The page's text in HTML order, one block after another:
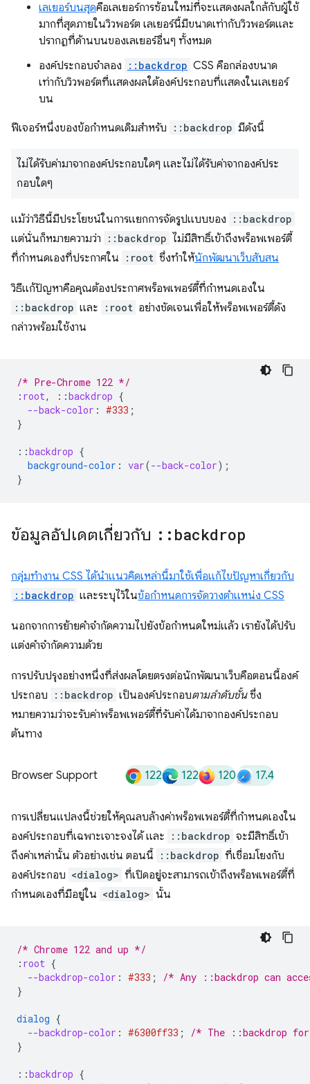
เลเยอร์บนสุดคือเลเยอร์การซ้อนใหม่ที่จะแสดงผลใกล้กับผู้ใช้
มากที่สุดภายในวิวพอร์ต เลเยอร์นี้มีขนาดเท่ากับวิวพอร์ตและ
ปรากฏที่ด้านบนของเลเยอร์อื่นๆ ทั้งหมด
องค์ประกอบจำลอง
::backdrop CSS คือกล่องขนาด
เท่ากับวิวพอร์ตที่แสดงผลใต้องค์ประกอบที่แสดงในเลเยอร์
บน
ฟีเจอร์หนึ่งของข้อกำหนดเดิมสำหรับ ::backdrop มีดังนี้
ไม่ได้รับค่ามาจากองค์ประกอบใดๆ และไม่ได้รับค่าจากองค์ประ
กอบใดๆ
แม้ว่าวิธีนี้มีประโยชน์ในการแยกการจัดรูปแบบของ ::backdrop
แต่นั่นก็หมายความว่า ::backdrop ไม่มีสิทธิ์เข้าถึงพร็อพเพอร์ตี้
ที่กำหนดเองที่ประกาศใน
:root ซึ่งทําให้นักพัฒนาเว็บสับสน
วิธีแก้ปัญหาคือคุณต้องประกาศพร็อพเพอร์ตี้ที่กำหนดเองใน
::backdrop และ :root อย่างชัดเจนเพื่อให้พร็อพเพอร์ตี้ดัง
กล่าวพร้อมใช้งาน
/* Pre-Chrome 122 */
: root, ::backdrop {
--back-color : #333 ;
}
::backdrop {
background-color : var(--back-color);
}
ข้อมูลอัปเดตเกี่ยวกับ :: backdrop
กลุ่มทํางาน CSS ได้นำแนวคิดเหล่านี้มาใช้เพื่อแก้ไขปัญหาเกี่ยวกับ
::backdrop และระบุไว้ในข้อกําหนดการจัดวางตำแหน่ง CSS
นอกจากการย้ายคำจำกัดความไปยังข้อกำหนดใหม่แล้ว เรายังได้ปรับ
แต่งคำจำกัดความด้วย
การปรับปรุงอย่างหนึ่งที่ส่งผลโดยตรงต่อนักพัฒนาเว็บคือตอนนี้องค์
ประกอบ
::backdrop เป็นองค์ประกอบตามลําดับชั้นซึ่ง
หมายความว่าจะรับค่าพร็อพเพอร์ตี้ที่รับค่าได้มาจากองค์ประกอบ
ต้นทาง
Browser Support 122 122 120 17.4
การเปลี่ยนแปลงนี้ช่วยให้คุณลบล้างค่าพร็อพเพอร์ตี้ที่กำหนดเองใน
องค์ประกอบที่เฉพาะเจาะจงได้ และ
::backdrop จะมีสิทธิ์เข้า
ถึงค่าเหล่านั้น ตัวอย่างเช่น ตอนนี้
::backdrop ที่เชื่อมโยงกับ
องค์ประกอบ <dialog> ที่เปิดอยู่จะสามารถเข้าถึงพร็อพเพอร์ตี้ที่
กำหนดเองที่มีอยู่ใน <dialog> นั้น
/* Chrome 122 and up */
: root {
--backdrop-color : #333 ;
/* Any ::backdrop can
}
dialog {
--backdrop-color : #6300ff33 ;
/* The ::backdrop
}
::backdrop {